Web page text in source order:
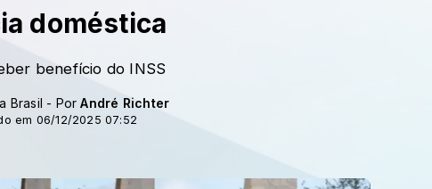
doméstica
benefício do INSS
Brasil - PorAndré Richter
em 06/12/2025 07:52